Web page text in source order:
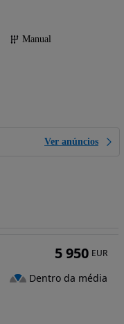
Manual
Ver anúncios
5 950 EUR
Dentro da média